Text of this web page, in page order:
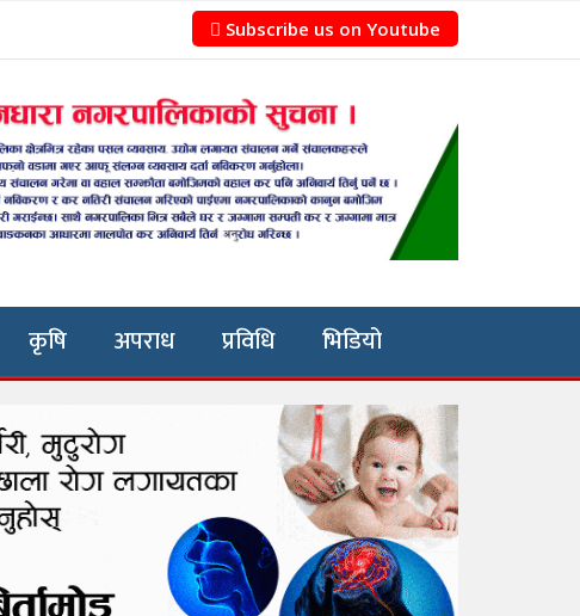
Subscribe us on Youtube
कृषि अपराध प्रविधि भिडियो